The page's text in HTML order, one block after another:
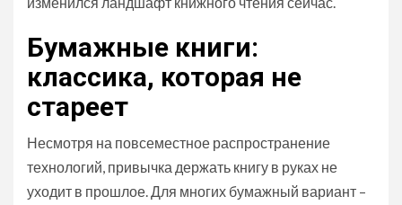
Бумажные книги:
классика, которая не
стареет
Несмотря на повсеместное распространение
технологий, привычка держать книгу в руках не
уходит в прошлое. Для многих бумажный вариант –